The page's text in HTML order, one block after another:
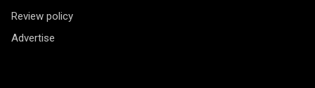
Review policy
Advertise